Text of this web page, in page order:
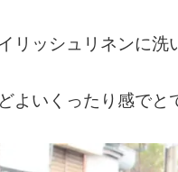
リッシュリネンに洗
よいくったり感でと